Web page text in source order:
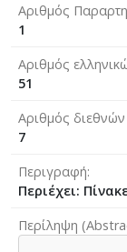
Αριθμός
1
Αριθμός
51
Αριθμός
7
Περιγραφή
Περιέχει:
Περίληψη